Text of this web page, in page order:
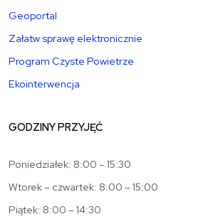
Geoportal
Załatw sprawę elektronicznie
Program Czyste Powietrze
Ekointerwencja
GODZINY PRZYJĘĆ
Poniedziałek: 8:00 – 15:30
Wtorek – czwartek: 8:00 – 15:00
Piątek: 8:00 – 14:30